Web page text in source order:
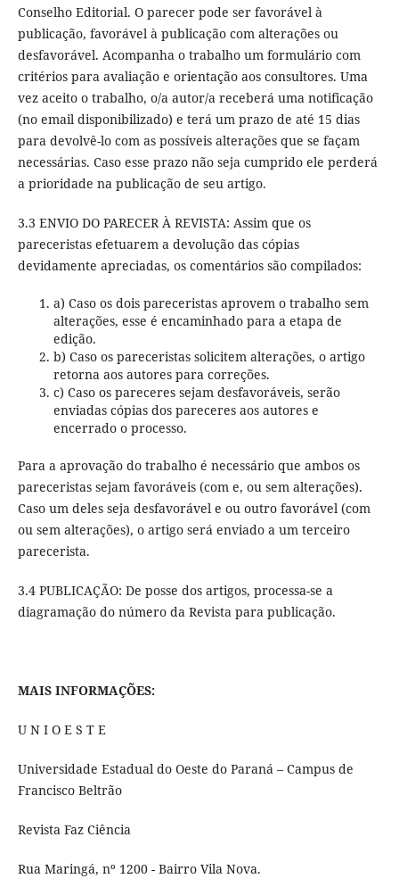
Conselho Editorial. O parecer pode ser favorável à
publicação, favorável à publicação com alterações ou
desfavorável. Acompanha o trabalho um formulário com
critérios para avaliação e orientação aos consultores. Uma
vez aceito o trabalho, o/a autor/a receberá uma notificação
(no email disponibilizado) e terá um prazo de até 15 dias
para devolvê-lo com as possíveis alterações que se façam
necessárias. Caso esse prazo não seja cumprido ele perderá
a prioridade na publicação de seu artigo.
3.3 ENVIO DO PARECER À REVISTA: Assim que os
pareceristas efetuarem a devolução das cópias
devidamente apreciadas, os comentários são compilados:
a) Caso os dois pareceristas aprovem o trabalho sem
alterações, esse é encaminhado para a etapa de
edição.
b) Caso os pareceristas solicitem alterações, o artigo
retorna aos autores para correções.
c) Caso os pareceres sejam desfavoráveis, serão
enviadas cópias dos pareceres aos autores e
encerrado o processo.
Para a aprovação do trabalho é necessário que ambos os
pareceristas sejam favoráveis (com e, ou sem alterações).
Caso um deles seja desfavorável e ou outro favorável (com
ou sem alterações), o artigo será enviado a um terceiro
parecerista.
3.4 PUBLICAÇÃO: De posse dos artigos, processa-se a
diagramação do número da Revista para publicação.
MAIS INFORMAÇÕES:
U N I O E S T E
Universidade Estadual do Oeste do Paraná – Campus de
Francisco Beltrão
Revista Faz Ciência
Rua Maringá, nº 1200 - Bairro Vila Nova.